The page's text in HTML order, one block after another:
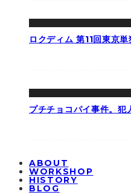
ロクディム 第11回東京
プチチョコパイ事件。犯
ABOUT
WORKSHOP
HISTORY
BLOG